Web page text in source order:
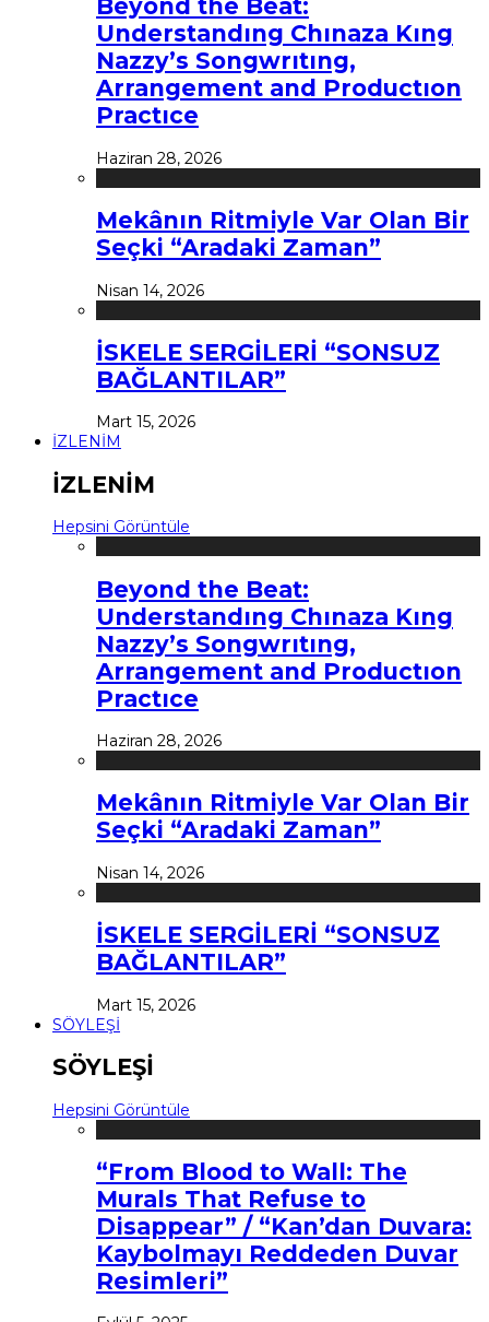
Beyond the Beat:
Understandıng Chınaza Kıng
Nazzy’s Songwrıtıng,
Arrangement and Productıon
Practıce
Haziran 28, 2026
Mekânın Ritmiyle Var Olan Bir
Seçki “Aradaki Zaman”
Nisan 14, 2026
İSKELE SERGİLERİ “SONSUZ
BAĞLANTILAR”
Mart 15, 2026
İZLENİM
İZLENİM
Hepsini Görüntüle
Beyond the Beat:
Understandıng Chınaza Kıng
Nazzy’s Songwrıtıng,
Arrangement and Productıon
Practıce
Haziran 28, 2026
Mekânın Ritmiyle Var Olan Bir
Seçki “Aradaki Zaman”
Nisan 14, 2026
İSKELE SERGİLERİ “SONSUZ
BAĞLANTILAR”
Mart 15, 2026
SÖYLEŞİ
SÖYLEŞİ
Hepsini Görüntüle
“From Blood to Wall: The
Murals That Refuse to
Disappear” / “Kan’dan Duvara:
Kaybolmayı Reddeden Duvar
Resimleri”